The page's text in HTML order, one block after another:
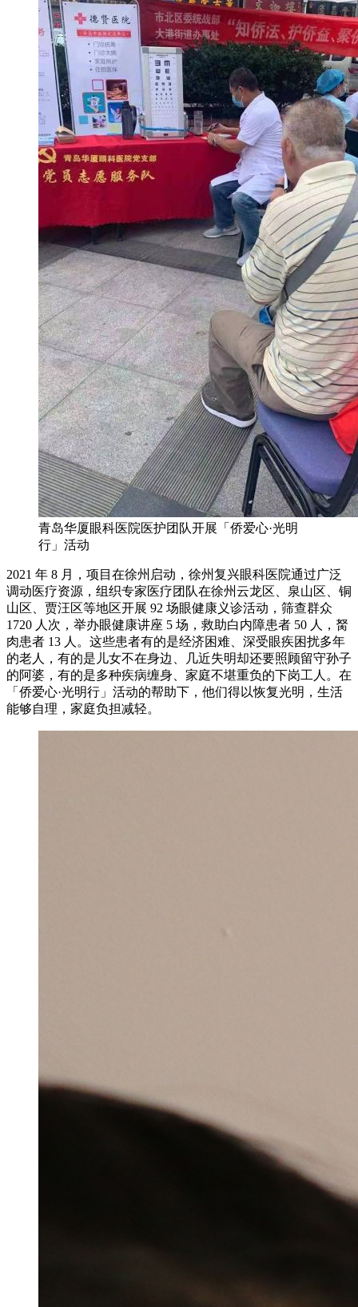
青岛华厦眼科医院医护团队开展「侨爱心·光明
行」活动
2021 年 8 月，项目在徐州启动，徐州复兴眼科医院通过广泛
调动医疗资源，组织专家医疗团队在徐州云龙区、泉山区、铜
山区、贾汪区等地区开展 92 场眼健康义诊活动，筛查群众
1720 人次，举办眼健康讲座 5 场，救助白内障患者 50 人，胬
肉患者 13 人。这些患者有的是经济困难、深受眼疾困扰多年
的老人，有的是儿女不在身边、几近失明却还要照顾留守孙子
的阿婆，有的是多种疾病缠身、家庭不堪重负的下岗工人。在
「侨爱心·光明行」活动的帮助下，他们得以恢复光明，生活
能够自理，家庭负担减轻。